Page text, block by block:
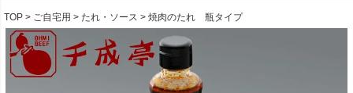
TOP ご自宅用 たれ・ソース 焼肉のたれ 瓶タイプ